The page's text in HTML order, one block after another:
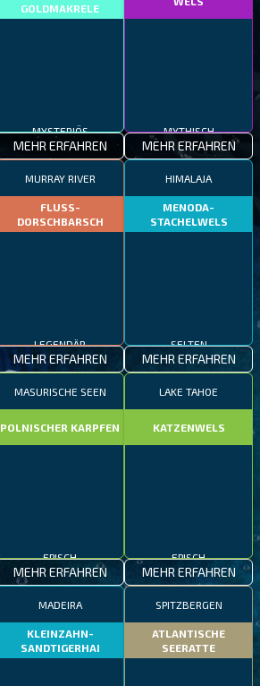
GOLDMAKRELE
MEHR ERFAHREN MEHR ERFAHREN
MURRAY RIVER
FLUSS-
DORSCHBARSCH
MEHR ERFAHREN
HIMALAJA
MENODA-
STACHELWELS
MEHR ERFAHREN
MASURISCHE SEEN
POLNISCHER KARPFEN
MEHR ERFAHREN
LAKE TAHOE
KATZENWELS
MEHR ERFAHREN
MADEIRA
KLEINZAHN-
SANDTIGERHAI
SPITZBERGEN
ATLANTISCHE
SEERATTE